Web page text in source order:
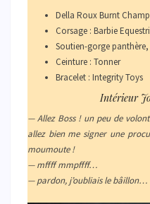
Della Roux Burnt
Corsage : Barbie
Soutien-gorge
Ceinture : Tonner
Bracelet : Integrity Toys
Intérieur
— Allez Boss ! un peu de
allez bien me signer une
moumoute !
— mffff mmpffff…
— pardon, j’oubliais le bâillon…